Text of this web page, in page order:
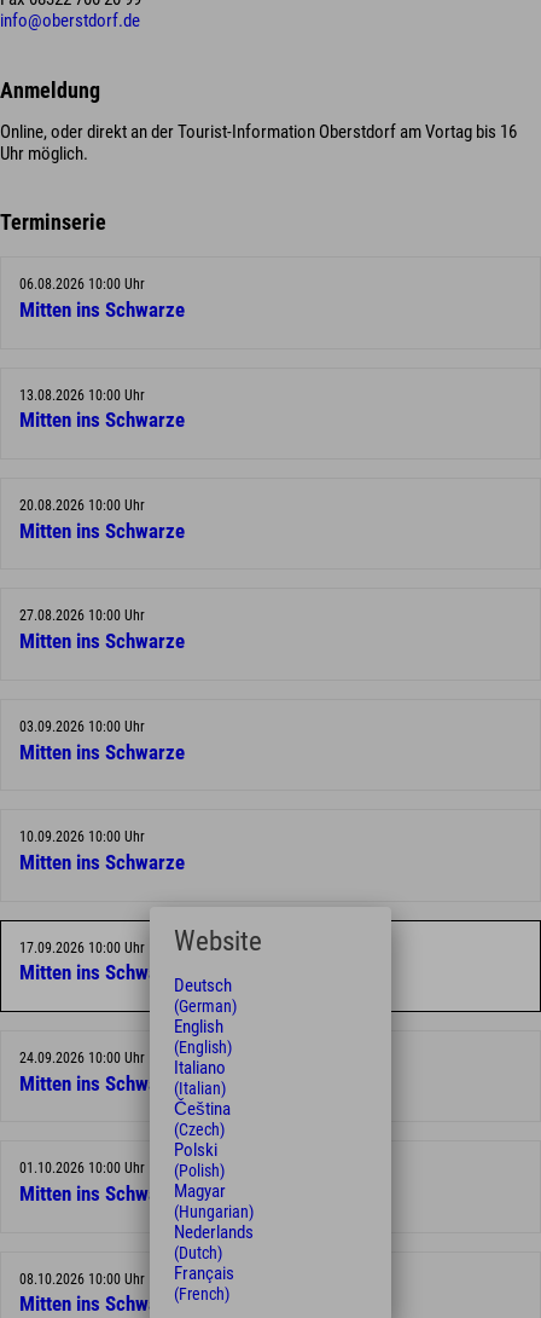
info@oberstdorf.de
Anmeldung
Online, oder direkt an der Tourist-Information Oberstdorf am Vortag bis 16
Uhr möglich.
Terminserie
06.08.2026 10:00 Uhr
Mitten ins Schwarze
13.08.2026 10:00 Uhr
Mitten ins Schwarze
20.08.2026 10:00 Uhr
Mitten ins Schwarze
27.08.2026 10:00 Uhr
Mitten ins Schwarze
03.09.2026 10:00 Uhr
Mitten ins Schwarze
10.09.2026 10:00 Uhr
Mitten ins Schwarze
17.09.2026 10:00 Uhr
Mitten ins Schwarze
24.09.2026 10:00 Uhr
Mitten ins Schwarze
01.10.2026 10:00 Uhr
Mitten ins Schwarze
08.10.2026 10:00 Uhr
Mitten ins Schwarze
Website
Deutsch
(German)
English
(English)
Italiano
(Italian)
Čeština
(Czech)
Polski
(Polish)
Magyar
(Hungarian)
Nederlands
(Dutch)
Français
(French)